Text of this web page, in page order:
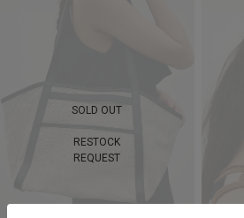
SOLD OUT
RESTOCK
REQUEST